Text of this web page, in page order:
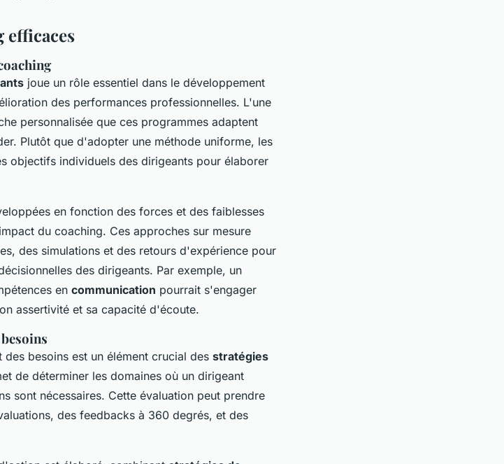
efficaces
joue un rôle essentiel dans le développement
des performances professionnelles. L'une
personnalisée que ces programmes adaptent
Plutôt que d'adopter une méthode uniforme, les
objectifs individuels des dirigeants pour élaborer
en fonction des forces et des faiblesses
du coaching. Ces approches sur mesure
des simulations et des retours d'expérience pour
des dirigeants. Par exemple, un
en communication pourrait s'engager
assertivité et sa capacité d'écoute.
besoins est un élément crucial des stratégies
de déterminer les domaines où un dirigeant
sont nécessaires. Cette évaluation peut prendre
des feedbacks à 360 degrés, et des